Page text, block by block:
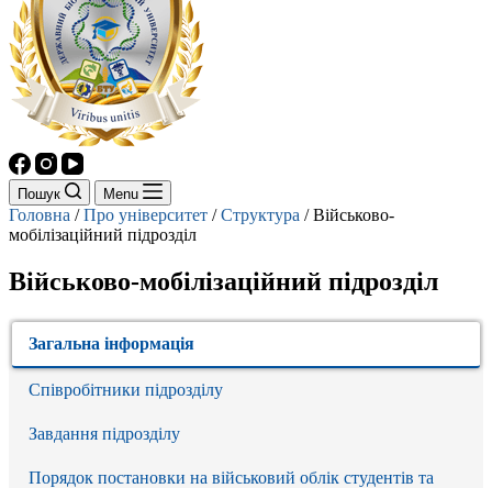
Пошук Menu
Головна /Про університет /Структура /Військово-
мобілізаційний підрозділ
Військово-мобілізаційний підрозділ
Загальна інформація
Співробітники підрозділу
Завдання підрозділу
Порядок постановки на військовий облік студентів та